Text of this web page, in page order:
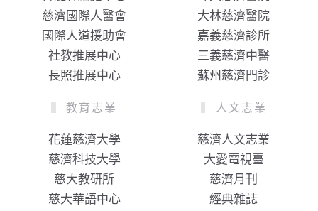
慈濟國際人醫會
國際人道援助會
社教推展中心
長照推展中心
大林慈濟醫院
嘉義慈濟診所
三義慈濟中醫
蘇州慈濟門診
教育志業
花蓮慈濟大學
慈濟科技大學
慈大教研所
慈大華語中心
人文志業
慈濟人文志業
大愛電視臺
慈濟月刊
經典雜誌